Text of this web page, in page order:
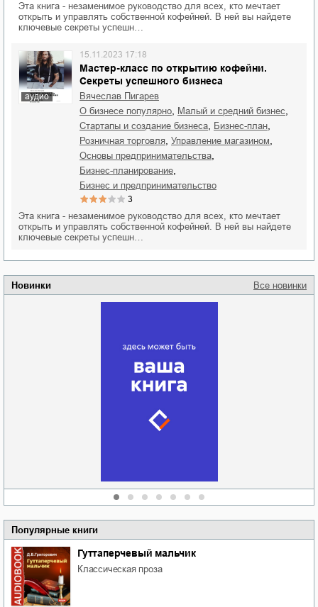
Новинки Все новинки
Популярные книги
Гуттаперчевый мальчик
классическая проза
Эта книга - незаменимое руководство для всех, кто мечтает
открыть и управлять собственной кофейней. В ней вы найдете
ключевые секреты успешн…
аудио
Мастер-класс по открытию кофейни.
Секреты успешного бизнеса
15.11.2023 17:18
Вячеслав Пигарев
о бизнесе популярно
малый и средний бизнес
стартапы и создание бизнеса бизнес-план
розничная торговля управление магазином
основы предпринимательства
бизнес-планирование
бизнес и предпринимательство
3
Эта книга - незаменимое руководство для всех, кто мечтает
открыть и управлять собственной кофейней. В ней вы найдете
ключевые секреты успешн…